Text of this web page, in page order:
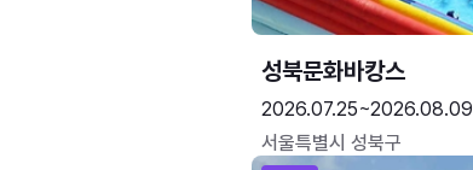
성북문화바캉스
2026.07.25~2026.08.09
서울특별시 성북구